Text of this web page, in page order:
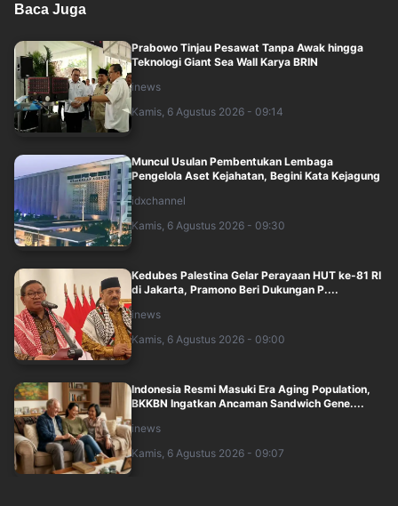
Baca Juga
Prabowo Tinjau Pesawat Tanpa Awak hingga
Teknologi Giant Sea Wall Karya BRIN
inews
Kamis, 6 Agustus 2026 - 09:14
Muncul Usulan Pembentukan Lembaga
Pengelola Aset Kejahatan, Begini Kata Kejagung
idxchannel
Kamis, 6 Agustus 2026 - 09:30
Kedubes Palestina Gelar Perayaan HUT ke-81 RI
di Jakarta, Pramono Beri Dukungan P....
inews
Kamis, 6 Agustus 2026 - 09:00
Indonesia Resmi Masuki Era Aging Population,
BKKBN Ingatkan Ancaman Sandwich Gene....
inews
Kamis, 6 Agustus 2026 - 09:07